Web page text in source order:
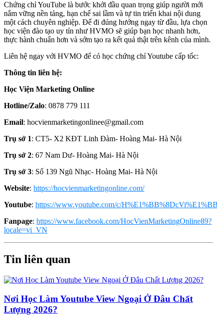
Chứng chỉ YouTube là bước khởi đầu quan trọng giúp người mới
nắm vững nền tảng, hạn chế sai lầm và tự tin triển khai nội dung
một cách chuyên nghiệp. Để đi đúng hướng ngay từ đầu, lựa chọn
học viện đào tạo uy tín như HVMO sẽ giúp bạn học nhanh hơn,
thực hành chuẩn hơn và sớm tạo ra kết quả thật trên kênh của mình.
Liên hệ ngay với HVMO để có học chứng chỉ Youtube cấp tốc:
Thông tin liên hệ:
Học Viện Marketing Online
Hotline/Zalo: 0878 779 111
Email: hocvienmarketingonlinee@gmail.com
Trụ sở 1: CT5- X2 KĐT Linh Đàm- Hoàng Mai- Hà Nội
Trụ sở 2: 67 Nam Dư- Hoàng Mai- Hà Nội
Trụ sở 3: Số 139 Ngũ Nhạc- Hoàng Mai- Hà Nội
Website: https://hocvienmarketingonline.com/
Youtube: https://www.youtube.com/c/
Fanpage: https://www.facebook.com/HocVienMarketingOnline89?
locale=vi_VN
Tin liên quan
Nơi Học Làm Youtube View Ngoại Ở Đâu Chất
Lượng 2026?